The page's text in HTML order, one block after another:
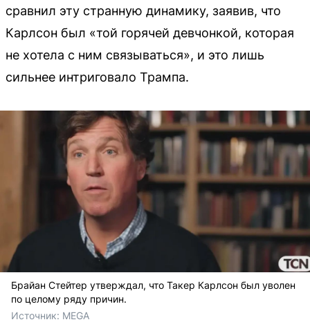
сравнил эту странную динамику, заявив, что
Карлсон был «той горячей девчонкой, которая
не хотела с ним связываться», и это лишь
сильнее интриговало Трампа.
Брайан Стейтер утверждал, что Такер Карлсон был уволен
по целому ряду причин.
Источник: MEGA